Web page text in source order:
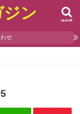
ン search
せ